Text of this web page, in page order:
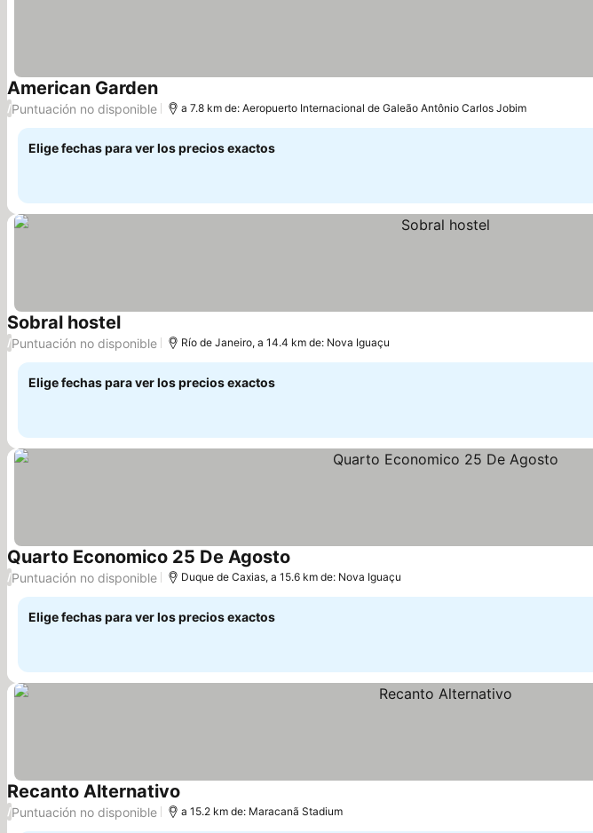
American Garden
/Puntuación no disponible a 7.8 km de: Aeropuerto Internacional de Galeão Antônio Carlos Jobim
Elige fechas para ver los precios exactos
Sobral hostel
/Puntuación no disponible Río de Janeiro, a 14.4 km de: Nova Iguaçu
Elige fechas para ver los precios exactos
Quarto Economico 25 De Agosto
/Puntuación no disponible Duque de Caxias, a 15.6 km de: Nova Iguaçu
Elige fechas para ver los precios exactos
Recanto Alternativo
/Puntuación no disponible a 15.2 km de: Maracanã Stadium